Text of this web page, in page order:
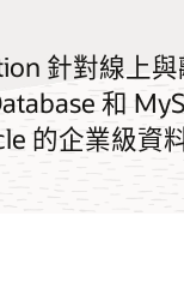
針對線上
和
的企業級資